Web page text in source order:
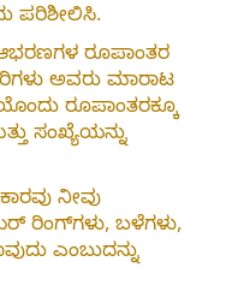
ಪರಿಶೀಲಿಸಿ.
ಆಭರಣಗಳ ರೂಪಾಂತರ
ಅವರು ಮಾರಾಟ
ರೂಪಾಂತರಕ್ಕೂ
ಸಂಖ್ಯೆಯನ್ನು
ನೀವು
ರಿಂಗ್‌ಗಳು, ಬಳೆಗಳು,
ಎಂಬುದನ್ನು